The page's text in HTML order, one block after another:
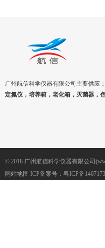
广州航信科学仪器有限公司主要供应：
定氮仪，培养箱，老化箱，灭菌器，
© 2018 广州航信科学仪器有限公司
网站地图 ICP备案号： 粤ICP备